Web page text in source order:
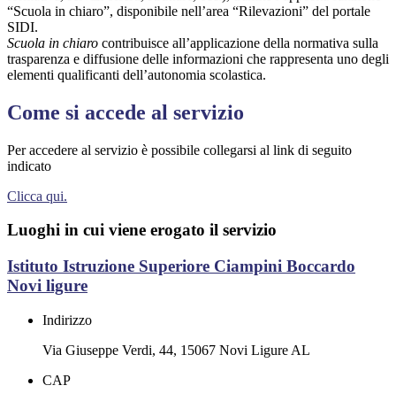
“Scuola in chiaro”, disponibile nell’area “Rilevazioni” del portale
SIDI.
Scuola in chiaro contribuisce all’applicazione della normativa sulla
trasparenza e diffusione delle informazioni che rappresenta uno degli
elementi qualificanti dell’autonomia scolastica.
Come si accede al servizio
Per accedere al servizio è possibile collegarsi al link di seguito
indicato
Clicca qui.
Luoghi in cui viene erogato il servizio
Istituto Istruzione Superiore Ciampini Boccardo
Novi ligure
Indirizzo
Via Giuseppe Verdi, 44, 15067 Novi Ligure AL
CAP